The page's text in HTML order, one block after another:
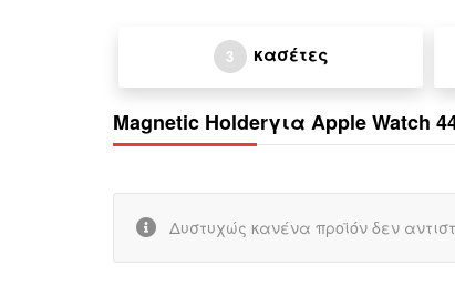
3 κασέτες
Magnetic Holderγια Apple Watch
Δυστυχώς κανένα προϊόν δεν